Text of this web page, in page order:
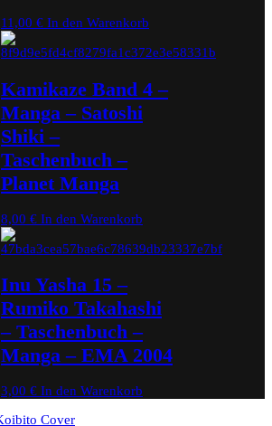
11,00 € In den Warenkorb
Kamikaze Band 4 –
Manga – Satoshi
Shiki –
Taschenbuch –
Planet Manga
8,00 € In den Warenkorb
Inu Yasha 15 –
Rumiko Takahashi
– Taschenbuch –
Manga – EMA 2004
3,00 € In den Warenkorb